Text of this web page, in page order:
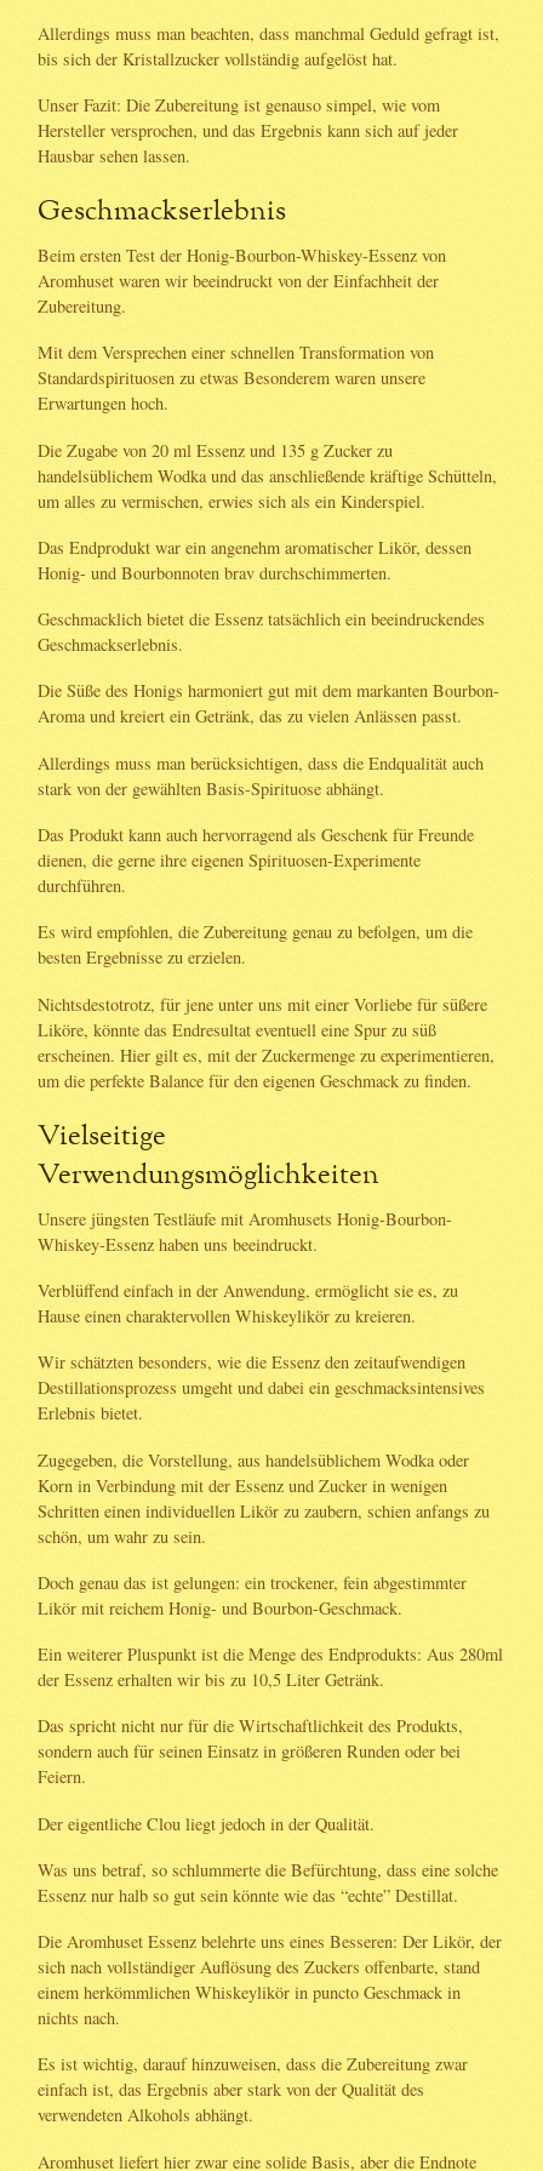
Allerdings muss man beachten, dass manchmal Geduld gefragt ist,
bis sich der Kristallzucker vollständig aufgelöst hat.
Unser Fazit: Die Zubereitung ist genauso simpel, wie vom
Hersteller versprochen, und das Ergebnis kann sich auf jeder
Hausbar sehen lassen.
Geschmackserlebnis
Beim ersten Test der Honig-Bourbon-Whiskey-Essenz von
Aromhuset waren wir beeindruckt von der Einfachheit der
Zubereitung.
Mit dem Versprechen einer schnellen Transformation von
Standardspirituosen zu etwas Besonderem waren unsere
Erwartungen hoch.
Die Zugabe von 20 ml Essenz und 135 g Zucker zu
handelsüblichem Wodka und das anschließende kräftige Schütteln,
um alles zu vermischen, erwies sich als ein Kinderspiel.
Das Endprodukt war ein angenehm aromatischer Likör, dessen
Honig- und Bourbonnoten brav durchschimmerten.
Geschmacklich bietet die Essenz tatsächlich ein beeindruckendes
Geschmackserlebnis.
Die Süße des Honigs harmoniert gut mit dem markanten Bourbon-
Aroma und kreiert ein Getränk, das zu vielen Anlässen passt.
Allerdings muss man berücksichtigen, dass die Endqualität auch
stark von der gewählten Basis-Spirituose abhängt.
Das Produkt kann auch hervorragend als Geschenk für Freunde
dienen, die gerne ihre eigenen Spirituosen-Experimente
durchführen.
Es wird empfohlen, die Zubereitung genau zu befolgen, um die
besten Ergebnisse zu erzielen.
Nichtsdestotrotz, für jene unter uns mit einer Vorliebe für süßere
Liköre, könnte das Endresultat eventuell eine Spur zu süß
erscheinen. Hier gilt es, mit der Zuckermenge zu experimentieren,
um die perfekte Balance für den eigenen Geschmack zu finden.
Vielseitige
Verwendungsmöglichkeiten
Unsere jüngsten Testläufe mit Aromhusets Honig-Bourbon-
Whiskey-Essenz haben uns beeindruckt.
Verblüffend einfach in der Anwendung, ermöglicht sie es, zu
Hause einen charaktervollen Whiskeylikör zu kreieren.
Wir schätzten besonders, wie die Essenz den zeitaufwendigen
Destillationsprozess umgeht und dabei ein geschmacksintensives
Erlebnis bietet.
Zugegeben, die Vorstellung, aus handelsüblichem Wodka oder
Korn in Verbindung mit der Essenz und Zucker in wenigen
Schritten einen individuellen Likör zu zaubern, schien anfangs zu
schön, um wahr zu sein.
Doch genau das ist gelungen: ein trockener, fein abgestimmter
Likör mit reichem Honig- und Bourbon-Geschmack.
Ein weiterer Pluspunkt ist die Menge des Endprodukts: Aus 280ml
der Essenz erhalten wir bis zu 10,5 Liter Getränk.
Das spricht nicht nur für die Wirtschaftlichkeit des Produkts,
sondern auch für seinen Einsatz in größeren Runden oder bei
Feiern.
Der eigentliche Clou liegt jedoch in der Qualität.
Was uns betraf, so schlummerte die Befürchtung, dass eine solche
Essenz nur halb so gut sein könnte wie das “echte” Destillat.
Die Aromhuset Essenz belehrte uns eines Besseren: Der Likör, der
sich nach vollständiger Auflösung des Zuckers offenbarte, stand
einem herkömmlichen Whiskeylikör in puncto Geschmack in
nichts nach.
Es ist wichtig, darauf hinzuweisen, dass die Zubereitung zwar
einfach ist, das Ergebnis aber stark von der Qualität des
verwendeten Alkohols abhängt.
Aromhuset liefert hier zwar eine solide Basis, aber die Endnote